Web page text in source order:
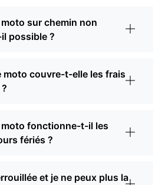
sur chemin non
possible ?
moto couvre-t-elle les frais
moto fonctionne-t-il les
fériés ?
et je ne peux plus la